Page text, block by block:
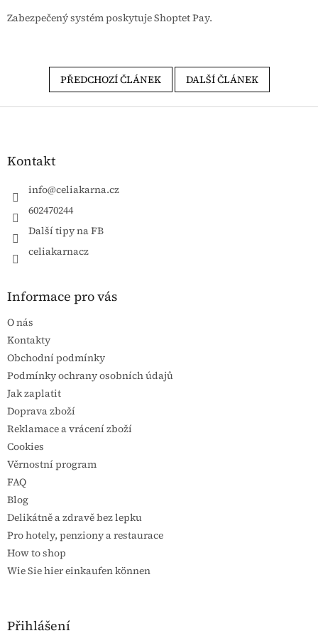
Zabezpečený systém poskytuje Shoptet Pay.
PŘEDCHOZÍ ČLÁNEK DALŠÍ ČLÁNEK
Zápatí
Kontakt
info@celiakarna.cz
602470244
Další tipy na FB
celiakarnacz
Informace pro vás
O nás
Kontakty
Obchodní podmínky
Podmínky ochrany osobních údajů
Jak zaplatit
Doprava zboží
Reklamace a vrácení zboží
Cookies
Věrnostní program
FAQ
Blog
Delikátně a zdravě bez lepku
Pro hotely, penziony a restaurace
How to shop
Wie Sie hier einkaufen können
Přihlášení